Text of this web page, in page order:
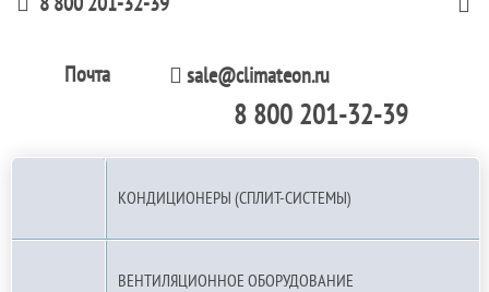
Почта sale@climateon.ru
8 800 201-32-39
КОНДИЦИОНЕРЫ (СПЛИТ-СИСТЕМЫ)
ВЕНТИЛЯЦИОННОЕ ОБОРУДОВАНИЕ